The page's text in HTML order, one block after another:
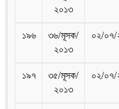
২০১৩
১৯৬
৩৬/মূসক/
২০১৩
০২/০৭/
১৯৭
৩৫/মূসক/
২০১৩
০২/০৭/